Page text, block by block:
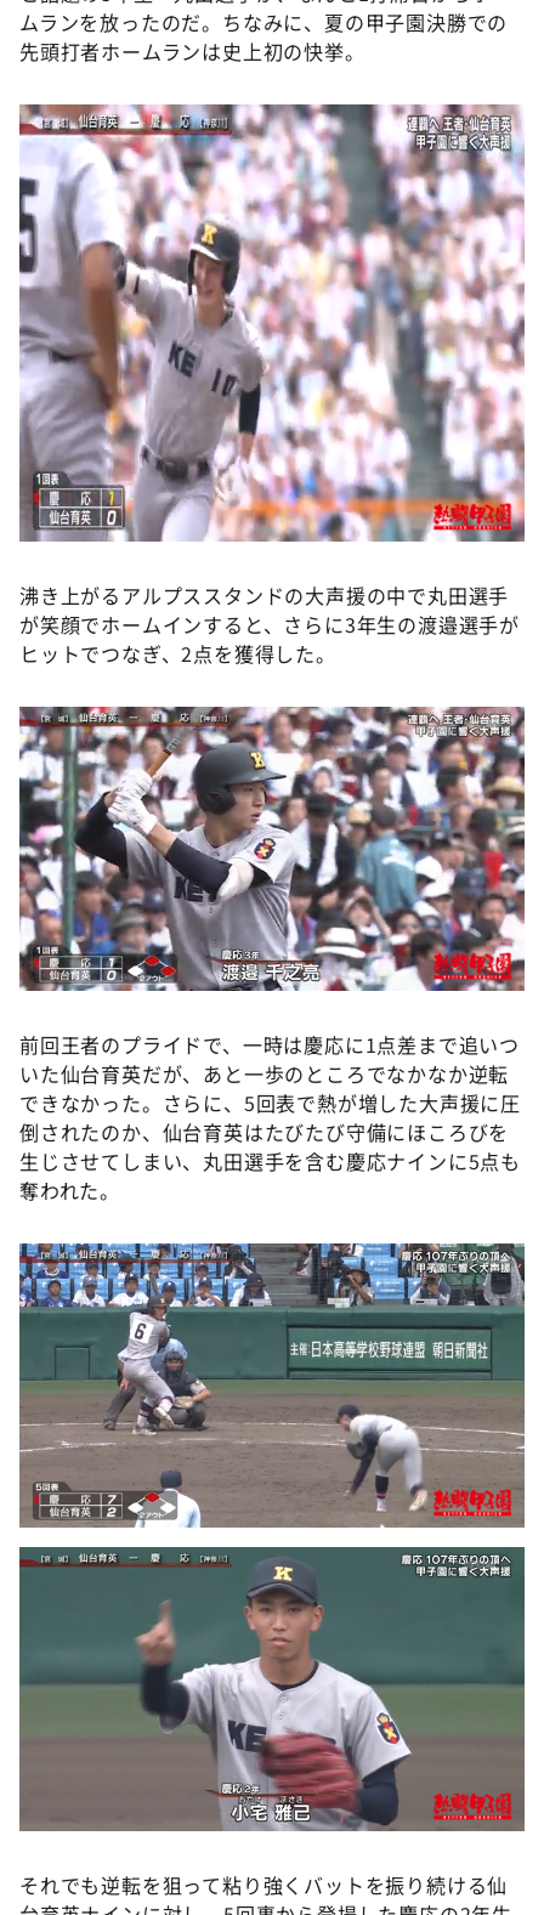
ムランを放ったのだ。ちなみに、夏の甲子園決勝での
先頭打者ホームランは史上初の快挙。
沸き上がるアルプススタンドの大声援の中で丸田選手
が笑顔でホームインすると、さらに3年生の渡邉選手が
ヒットでつなぎ、2点を獲得した。
前回王者のプライドで、一時は慶応に1点差まで追いつ
いた仙台育英だが、あと一歩のところでなかなか逆転
できなかった。さらに、5回表で熱が増した大声援に圧
倒されたのか、仙台育英はたびたび守備にほころびを
生じさせてしまい、丸田選手を含む慶応ナインに5点も
奪われた。
それでも逆転を狙って粘り強くバットを振り続ける仙